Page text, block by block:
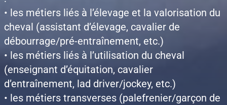
• les métiers liés à l’élevage et la valorisation du
cheval (assistant d’élevage, cavalier de
débourrage/pré-entraînement, etc.)
• les métiers liés à l’utilisation du cheval
(enseignant d’équitation, cavalier
d’entraînement, lad driver/jockey, etc.)
• les métiers transverses (palefrenier/garçon de